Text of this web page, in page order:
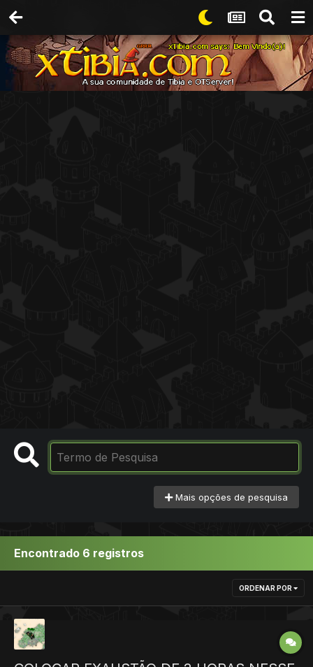
Mais opções de pesquisa
Encontrado 6 registros
ORDENAR POR